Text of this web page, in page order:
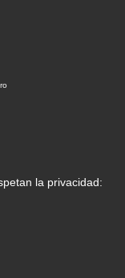
la privacidad: